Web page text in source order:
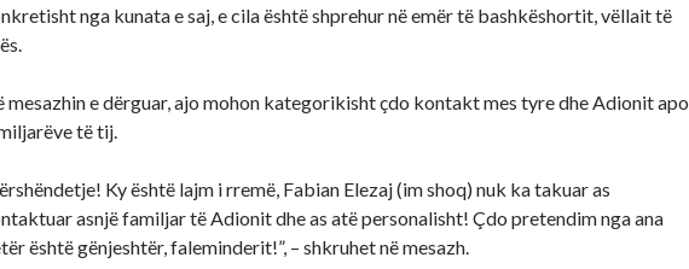
nga kunata e saj, e cila është shprehur në emër të bashkëshortit, vëllait të
mesazhin e dërguar, ajo mohon kategorikisht çdo kontakt mes tyre dhe Adionit apo
të tij.
Ky është lajm i rremë, Fabian Elezaj (im shoq) nuk ka takuar as
asnjë familjar të Adionit dhe as atë personalisht! Çdo pretendim nga ana
është gënjeshtër, faleminderit!”, – shkruhet në mesazh.